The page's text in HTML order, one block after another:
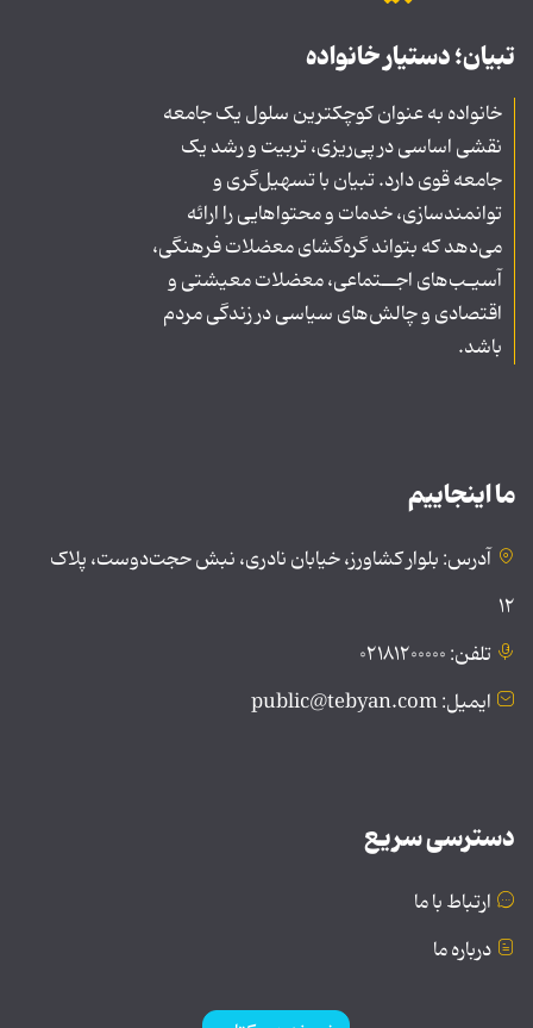
تبیان؛ دستیار خانواده
خانواده به عنوان کوچکترین سلول یک جامعه
نقشی اساسی در پی‌ریزی، تربیت و رشد یک
جامعه قوی دارد. تبیان با تسهیل‌گری و
توانمندسازی، خدمات و محتواهایی را ارائه
می‌دهد که بتواند گره‌گشای معضلات فرهنگی،
آسیـب‌های اجــتماعی، معضلات معیشتی و
اقتصادی و چالش‌های سیاسی در زندگی مردم
باشد.
ما اینجاییم
آدرس: بلوار کشاورز، خیابان نادری، نبش حجت‌دوست، پلاک
۱۲
تلفن: ۰۲۱۸۱۲۰۰۰۰۰
ایمیل: public@tebyan.com
دسترسی سریع
ارتباط با ما
درباره ما